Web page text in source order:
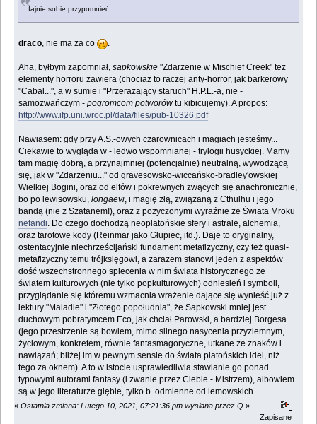
fajnie sobie przypomnieć
draco, nie ma za co .
Aha, byłbym zapomniał,sapkowskie "Zdarzenie w Mischief Creek" też
elementy horroru zawiera (chociaż to raczej anty-horror, jak barkerowy
"Cabal...", a w sumie i "Przerażający staruch" H.P.L.-a, nie -
samozwańczym -pogromcom potworówtu kibicujemy). A propos:
http://www.ifp.uni.wroc.pl/data/files/pub-10326.pdf
Nawiasem: gdy przy A.S.-owych czarownicach i magiach jesteśmy...
Ciekawie to wygląda w - ledwo wspomnianej - trylogii husyckiej. Mamy
tam magię dobrą, a przynajmniej (potencjalnie) neutralną, wywodzącą
się, jak w "Zdarzeniu..." od gravesowsko-wiccańsko-bradley'owskiej
Wielkiej Bogini, oraz od elfów i pokrewnych zwących się anachronicznie,
bo po lewisowsku,longaevi, i magię złą, związaną z Cthulhu i jego
bandą (nie z Szatanem!), oraz z pożyczonymi wyraźnie ze Świata Mroku
nefandi. Do czego dochodzą neoplatońskie sfery i astrale, alchemia,
oraz tarotowe kody (Reinmar jako Głupiec, itd.). Daje to oryginalny,
ostentacyjnie niechrześcijański fundament metafizyczny, czy też quasi-
metafizyczny temu trójksięgowi, a zarazem stanowi jeden z aspektów
dość wszechstronnego splecenia w nim świata historycznego ze
światem kulturowych (nie tylko popkulturowych) odniesień i symboli,
przyglądanie się któremu wzmacnia wrażenie dające się wynieść już z
lektury "Maladie" i "Złotego popołudnia", że Sapkowski mniej jest
duchowym pobratymcem Eco, jak chciał Parowski, a bardziej Borgesa
(jego przestrzenie są bowiem, mimo silnego nasycenia przyziemnym,
życiowym, konkretem, równie fantasmagoryczne, utkane ze znaków i
nawiązań; bliżej im w pewnym sensie do świata platońskich idei, niż
tego za oknem). A to w istocie usprawiedliwia stawianie go ponad
typowymi autorami fantasy (i zwanie przez Ciebie - Mistrzem), albowiem
są w jego literaturze głębie, tylko b. odmienne od lemowskich.
« Ostatnia zmiana: Lutego 10, 2021, 07:21:36 pm wysłana przez Q »
Zapisane